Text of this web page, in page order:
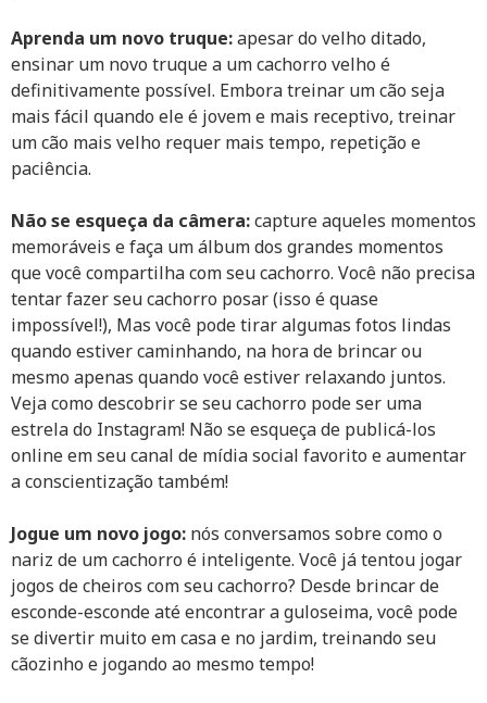
Aprenda um novo truque:apesar do velho ditado,
ensinar um novo truque a um cachorro velho é
definitivamente possível. Embora treinar um cão seja
mais fácil quando ele é jovem e mais receptivo, treinar
um cão mais velho requer mais tempo, repetição e
paciência.
Não se esqueça da câmera:capture aqueles momentos
memoráveis e faça um álbum dos grandes momentos
que você compartilha com seu cachorro. Você não precisa
tentar fazer seu cachorro posar (isso é quase
impossível!), Mas você pode tirar algumas fotos lindas
quando estiver caminhando, na hora de brincar ou
mesmo apenas quando você estiver relaxando juntos.
Veja como descobrir se seu cachorro pode ser uma
estrela do Instagram! Não se esqueça de publicá-los
online em seu canal de mídia social favorito e aumentar
a conscientização também!
Jogue um novo jogo: nós conversamos sobre como o
nariz de um cachorro é inteligente. Você já tentou jogar
jogos de cheiros com seu cachorro? Desde brincar de
esconde-esconde até encontrar a guloseima, você pode
se divertir muito em casa e no jardim, treinando seu
cãozinho e jogando ao mesmo tempo!